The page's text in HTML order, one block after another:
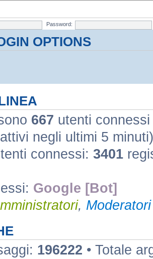
Password:
OPTIONS
667 utenti
negli ultimi 5 minuti)
connessi: 3401
Google [Bot]
,
196222 • Totale